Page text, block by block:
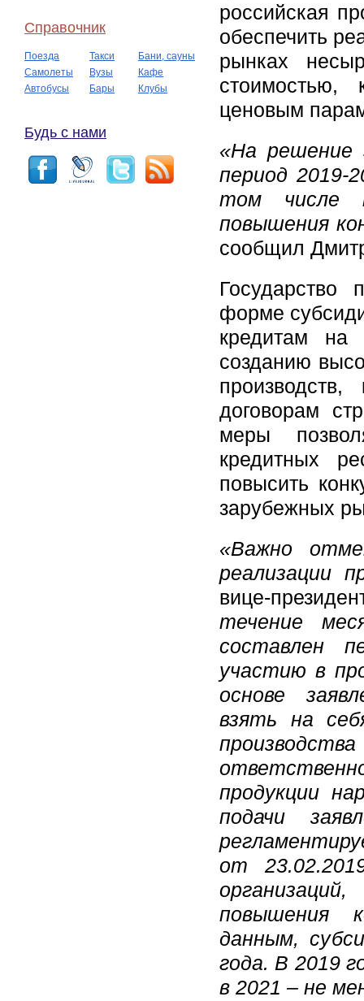
Справочник
Поезда Такси
Бани, сауны
Самолеты
Вузы
Кафе
Автобусы
Бары Клубы
Будь с нами
российская
обеспечить
рынках
стоимостью,
ценовым
«На решение
период 2019-
том числе
повышения
сообщил
Государство
форме
кредитам на
созданию
договорам
меры
кредитных
повысить
зарубежных
«Важно
реализации
вице-
течение
составлен
участию в
основе
взять на
продукции
подачи
от
повышения
данным,
года. В 2019
в 2021 – не